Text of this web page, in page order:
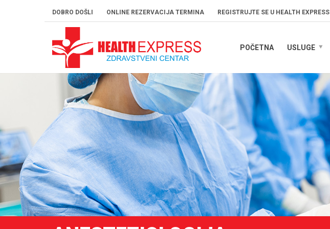
DOBRO DOŠLI ONLINE REZERVACIJA TERMINA REGISTRUJTE SE U HEALTH EXPRESS
POČETNA USLUGE